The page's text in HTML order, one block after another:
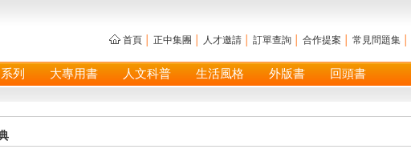
首頁
正中集團 人才邀請 訂單查詢 合作提案 常見問題集
列 大專用書 人文科普 生活風格 外版書 回頭書